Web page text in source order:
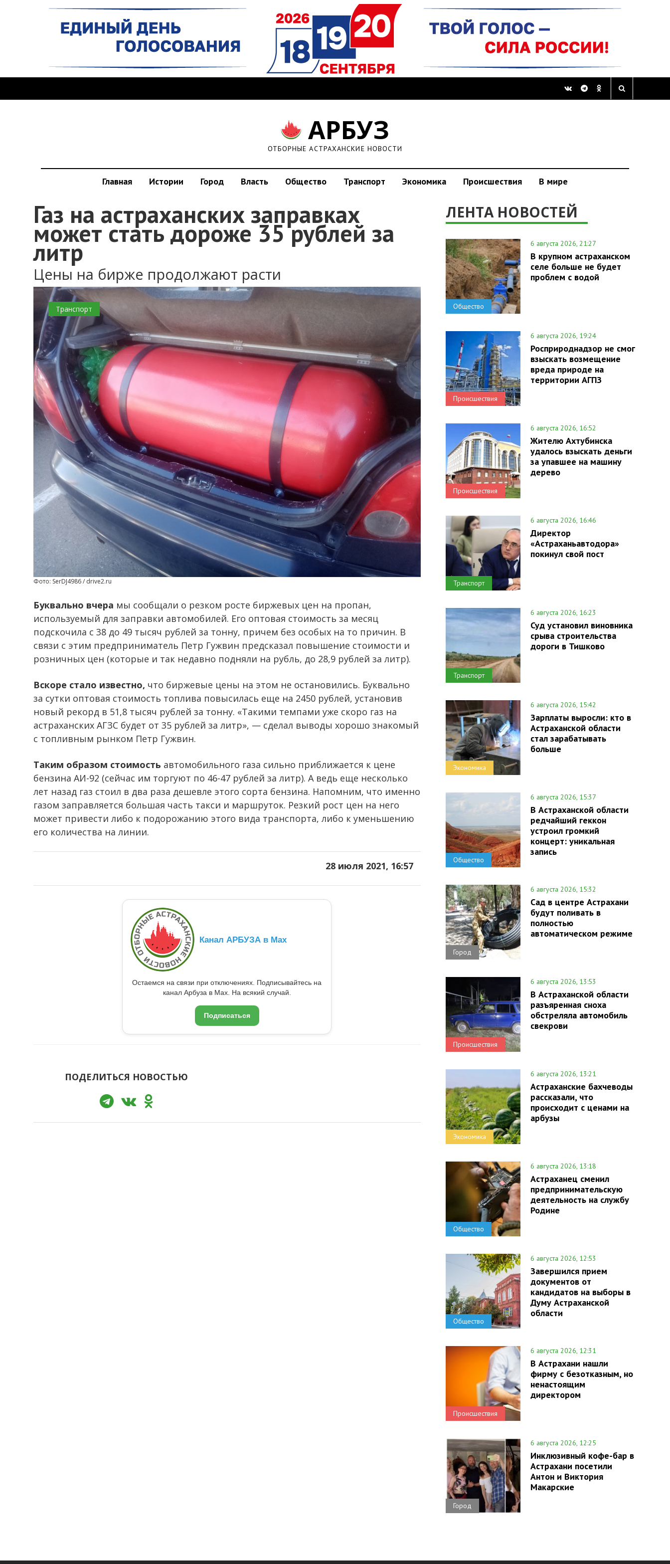
АРБУЗ
ОТБОРНЫЕ АСТРАХАНСКИЕ НОВОСТИ
Главная Истории Город Власть Общество Транспорт Экономика Происшествия В мире
Газ на астраханских заправках
может стать дороже 35 рублей за
литр
Цены на бирже продолжают расти
Транспорт
Фото: SerDJ4986 / drive2.ru
Буквально вчера мы сообщали о резком росте биржевых цен на пропан,
используемый для заправки автомобилей. Его оптовая стоимость за месяц
подскочила с 38 до 49 тысяч рублей за тонну, причем без особых на то причин. В
связи с этим предприниматель Петр Гужвин предсказал повышение стоимости и
розничных цен (которые и так недавно подняли на рубль, до 28,9 рублей за литр).
Вскоре стало известно, что биржевые цены на этом не остановились. Буквально
за сутки оптовая стоимость топлива повысилась еще на 2450 рублей, установив
новый рекорд в 51,8 тысяч рублей за тонну. «Такими темпами уже скоро газ на
астраханских АГЗС будет от 35 рублей за литр», — сделал выводы хорошо знакомый
с топливным рынком Петр Гужвин.
Таким образом стоимость автомобильного газа сильно приближается к цене
бензина АИ-92 (сейчас им торгуют по 46-47 рублей за литр). А ведь еще несколько
лет назад газ стоил в два раза дешевле этого сорта бензина. Напомним, что именно
газом заправляется большая часть такси и маршруток. Резкий рост цен на него
может привести либо к подорожанию этого вида транспорта, либо к уменьшению
его количества на линии.
28 июля 2021, 16:57
Канал АРБУЗА в Max
Остаемся на связи при отключениях. Подписывайтесь на
канал Арбуза в Max. На всякий случай.
Подписаться
ПОДЕЛИТЬСЯ НОВОСТЬЮ
ЛЕНТА НОВОСТЕЙ
Общество
6 августа 2026, 21:27
В крупном астраханском
селе больше не будет
проблем с водой
Происшествия
6 августа 2026, 19:24
Росприроднадзор не смог
взыскать возмещение
вреда природе на
территории АГПЗ
Происшествия
6 августа 2026, 16:52
Жителю Ахтубинска
удалось взыскать деньги
за упавшее на машину
дерево
Транспорт
6 августа 2026, 16:46
Директор
«Астраханьавтодора»
покинул свой пост
Транспорт
6 августа 2026, 16:23
Суд установил виновника
срыва строительства
дороги в Тишково
Экономика
6 августа 2026, 15:42
Зарплаты выросли: кто в
Астраханской области
стал зарабатывать
больше
Общество
6 августа 2026, 15:37
В Астраханской области
редчайший геккон
устроил громкий
концерт: уникальная
запись
Город
6 августа 2026, 15:32
Сад в центре Астрахани
будут поливать в
полностью
автоматическом режиме
Происшествия
6 августа 2026, 13:53
В Астраханской области
разъяренная сноха
обстреляла автомобиль
свекрови
Экономика
6 августа 2026, 13:21
Астраханские бахчеводы
рассказали, что
происходит с ценами на
арбузы
Общество
6 августа 2026, 13:18
Астраханец сменил
предпринимательскую
деятельность на службу
Родине
Общество
6 августа 2026, 12:53
Завершился прием
документов от
кандидатов на выборы в
Думу Астраханской
области
Происшествия
6 августа 2026, 12:31
В Астрахани нашли
фирму с безотказным, но
ненастоящим
директором
Город
6 августа 2026, 12:25
Инклюзивный кофе-бар в
Астрахани посетили
Антон и Виктория
Макарские